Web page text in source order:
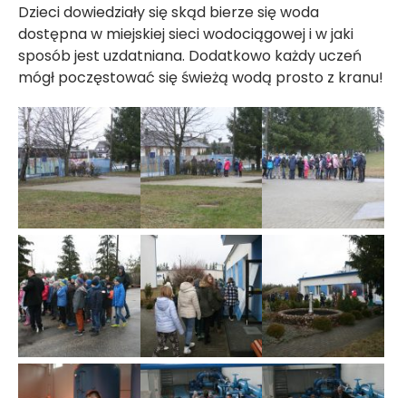
Dzieci dowiedziały się skąd bierze się woda
dostępna w miejskiej sieci wodociągowej i w jaki
sposób jest uzdatniana. Dodatkowo każdy uczeń
mógł poczęstować się świeżą wodą prosto z kranu!